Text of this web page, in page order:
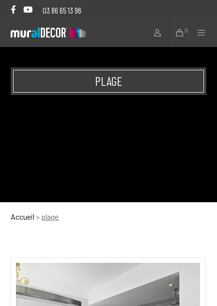
03 86 65 13 96
0
PLAGE
Accueil > plage